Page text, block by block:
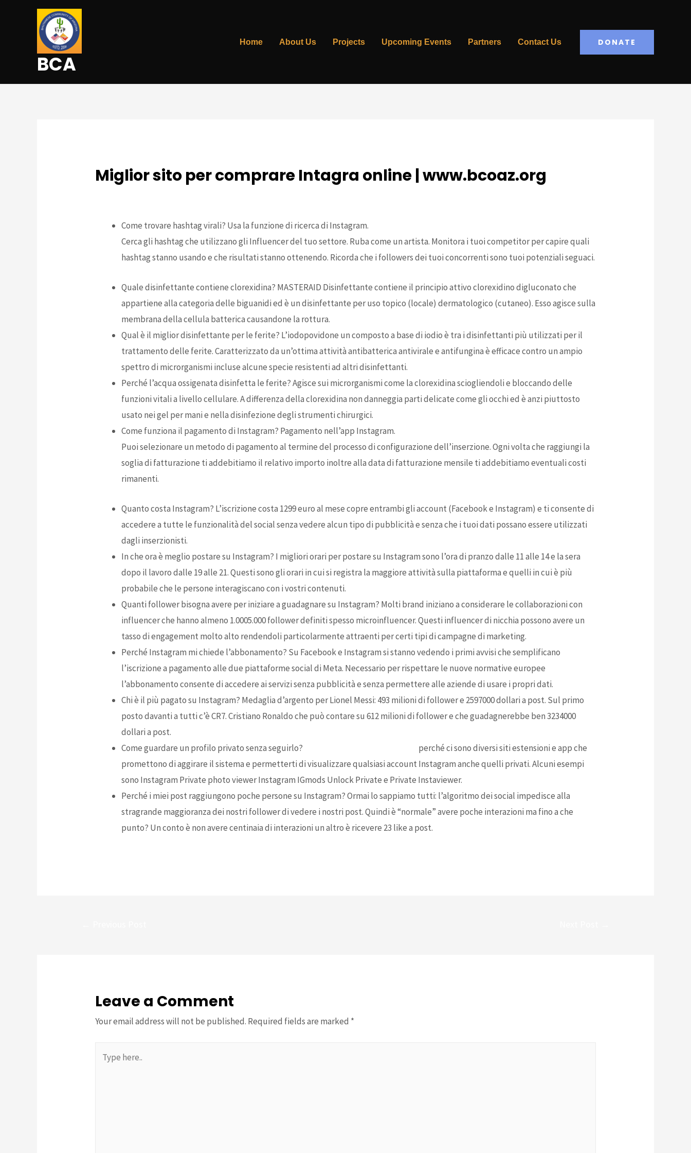
BCA
Home About Us Projects Upcoming Events Partners Contact Us DONATE
Miglior sito per comprare Intagra online | www.bcoaz.org
Come trovare hashtag virali? Usa la funzione di ricerca di Instagram.
Cerca gli hashtag che utilizzano gli Influencer del tuo settore. Ruba come un artista. Monitora i tuoi competitor per capire quali
hashtag stanno usando e che risultati stanno ottenendo. Ricorda che i followers dei tuoi concorrenti sono tuoi potenziali seguaci.
Quale disinfettante contiene clorexidina? MASTERAID Disinfettante contiene il principio attivo clorexidino digluconato che
appartiene alla categoria delle biguanidi ed è un disinfettante per uso topico (locale) dermatologico (cutaneo). Esso agisce sulla
membrana della cellula batterica causandone la rottura.
Qual è il miglior disinfettante per le ferite? L’iodopovidone un composto a base di iodio è tra i disinfettanti più utilizzati per il
trattamento delle ferite. Caratterizzato da un’ottima attività antibatterica antivirale e antifungina è efficace contro un ampio
spettro di microrganismi incluse alcune specie resistenti ad altri disinfettanti.
Perché l’acqua ossigenata disinfetta le ferite? Agisce sui microrganismi come la clorexidina sciogliendoli e bloccando delle
funzioni vitali a livello cellulare. A differenza della clorexidina non danneggia parti delicate come gli occhi ed è anzi piuttosto
usato nei gel per mani e nella disinfezione degli strumenti chirurgici.
Come funziona il pagamento di Instagram? Pagamento nell’app Instagram.
Puoi selezionare un metodo di pagamento al termine del processo di configurazione dell’inserzione. Ogni volta che raggiungi la
soglia di fatturazione ti addebitiamo il relativo importo inoltre alla data di fatturazione mensile ti addebitiamo eventuali costi
rimanenti.
Quanto costa Instagram? L’iscrizione costa 1299 euro al mese copre entrambi gli account (Facebook e Instagram) e ti consente di
accedere a tutte le funzionalità del social senza vedere alcun tipo di pubblicità e senza che i tuoi dati possano essere utilizzati
dagli inserzionisti.
In che ora è meglio postare su Instagram? I migliori orari per postare su Instagram sono l’ora di pranzo dalle 11 alle 14 e la sera
dopo il lavoro dalle 19 alle 21. Questi sono gli orari in cui si registra la maggiore attività sulla piattaforma e quelli in cui è più
probabile che le persone interagiscano con i vostri contenuti.
Quanti follower bisogna avere per iniziare a guadagnare su Instagram? Molti brand iniziano a considerare le collaborazioni con
influencer che hanno almeno 1.0005.000 follower definiti spesso microinfluencer. Questi influencer di nicchia possono avere un
tasso di engagement molto alto rendendoli particolarmente attraenti per certi tipi di campagne di marketing.
Perché Instagram mi chiede l’abbonamento? Su Facebook e Instagram si stanno vedendo i primi avvisi che semplificano
l’iscrizione a pagamento alle due piattaforme social di Meta. Necessario per rispettare le nuove normative europee
l’abbonamento consente di accedere ai servizi senza pubblicità e senza permettere alle aziende di usare i propri dati.
Chi è il più pagato su Instagram? Medaglia d’argento per Lionel Messi: 493 milioni di follower e 2597000 dollari a post. Sul primo
posto davanti a tutti c’è CR7. Cristiano Ronaldo che può contare su 612 milioni di follower e che guadagnerebbe ben 3234000
dollari a post.
Come guardare un profilo privato senza seguirlo?
perché ci sono diversi siti estensioni e app che
promettono di aggirare il sistema e permetterti di visualizzare qualsiasi account Instagram anche quelli privati. Alcuni esempi
sono Instagram Private photo viewer Instagram IGmods Unlock Private e Private Instaviewer.
Perché i miei post raggiungono poche persone su Instagram? Ormai lo sappiamo tutti: l’algoritmo dei social impedisce alla
stragrande maggioranza dei nostri follower di vedere i nostri post. Quindi è “normale” avere poche interazioni ma fino a che
punto? Un conto è non avere centinaia di interazioni un altro è ricevere 23 like a post.
Leave a Comment
Your email address will not be published. Required fields are marked *
here..